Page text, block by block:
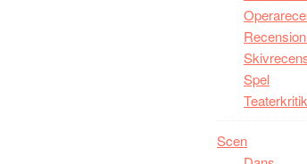
Spel
Teaterkritik
Scen